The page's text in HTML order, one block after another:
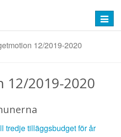
12/2019-2020
2019-2020
tredje tilläggsbudget för år